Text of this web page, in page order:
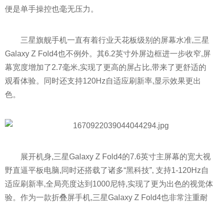
便是单手操控也毫无压力。
三星旗舰手机一直有着行业天花板级别的屏幕水准,三星
Galaxy Z Fold4也不例外。其6.2英寸外屏边框进一步收窄,屏
幕宽度增加了2.7毫米,实现了更高的屏占比,带来了更舒适的
观看体验。同时还支持120Hz自适应刷新率,显示效果更出
色。
展开机身,三星Galaxy Z Fold4的7.6英寸主屏幕的宽大视
野直逼平板电脑,同时还搭载了诸多“黑科技”, 支持1-120Hz自
适应刷新率,全局亮度达到1000尼特,实现了更为出色的视觉体
验。作为一款折叠屏手机,三星Galaxy Z Fold4也非常注重耐